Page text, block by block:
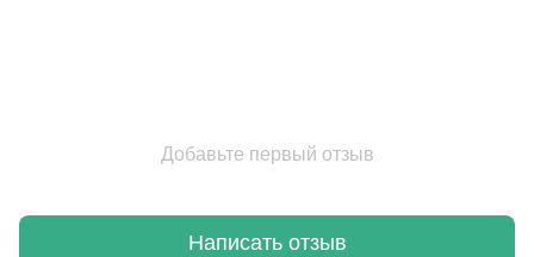
Добавьте первый отзыв
Написать отзыв